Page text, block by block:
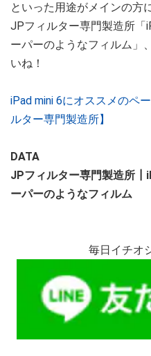
といった用途がメインの方
JPフィルター専門製造所「
ーパーのようなフィルム」
いね！
iPad mini 6にオススメのペ
ルター専門製造所】
DATA
JPフィルター専門製造所
ーパーのようなフィルム
毎日イチオ